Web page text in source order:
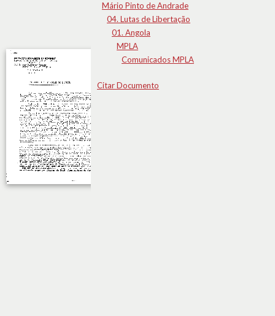
Mário Pinto de Andrade
04. Lutas de Libertação
01. Angola
MPLA
Comunicados MPLA
Citar Documento